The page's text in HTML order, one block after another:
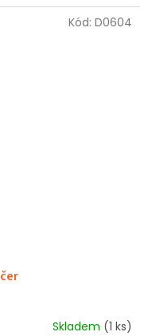
Skladem (1 ks)
Kód: D0604